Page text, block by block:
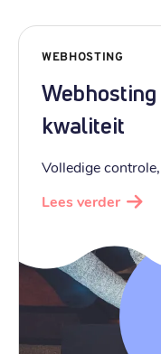
WEBHOSTING
kwaliteit
Volledige
Lees verder